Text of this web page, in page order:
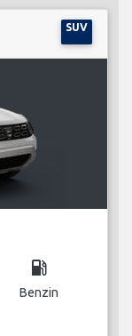
SUV
local_gas_station
Benzin